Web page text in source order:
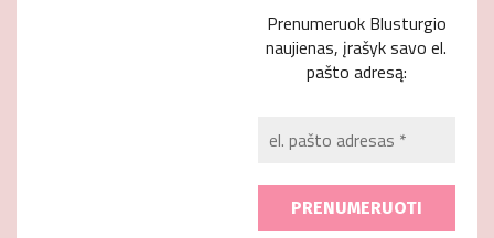
Prenumeruok Blusturgio
naujienas, įrašyk savo el.
pašto adresą:
pašto
*